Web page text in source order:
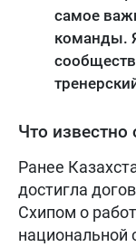
самое
команды.
Что
Ранее
достигла
Схипом о
национальной